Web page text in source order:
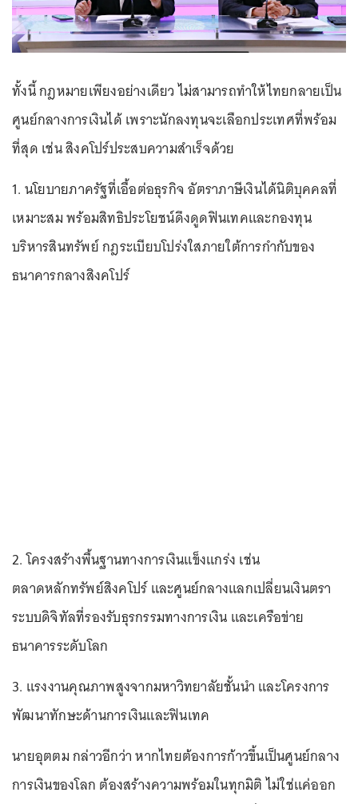
ทั้งนี้ กฎหมายเพียงอย่างเดียว ไม่สามารถทำให้ไทยกลายเป็น
ศูนย์กลางการเงินได้ เพราะนักลงทุนจะเลือกประเทศที่พร้อม
ที่สุด เช่น สิงคโปร์ประสบความสำเร็จด้วย
1. นโยบายภาครัฐที่เอื้อต่อธุรกิจ อัตราภาษีเงินได้นิติบุคคลที่
เหมาะสม พร้อมสิทธิประโยชน์ดึงดูดฟินเทคและกองทุน
บริหารสินทรัพย์ กฎระเบียบโปร่งใสภายใต้การกำกับของ
ธนาคารกลางสิงคโปร์
2. โครงสร้างพื้นฐานทางการเงินแข็งแกร่ง เช่น
ตลาดหลักทรัพย์สิงคโปร์ และศูนย์กลางแลกเปลี่ยนเงินตรา
ระบบดิจิทัลที่รองรับธุรกรรมทางการเงิน และเครือข่าย
ธนาคารระดับโลก
3. แรงงานคุณภาพสูงจากมหาวิทยาลัยชั้นนำ และโครงการ
พัฒนาทักษะด้านการเงินและฟินเทค
นายอุตตม กล่าวอีกว่า หากไทยต้องการก้าวขึ้นเป็นศูนย์กลาง
การเงินของโลก ต้องสร้างความพร้อมในทุกมิติ ไม่ใช่แค่ออก